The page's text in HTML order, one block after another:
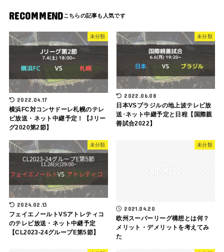
RECOMMEND
未分類
2022.04.17
横浜FC対コンサドーレ札幌のテレ
ビ放送・ネット中継予定！【Jリー
グ2020第2節】
未分類
2022.06.08
日本VSブラジルの地上波テレビ放
送･ネット中継予定と日程【国際親
善試合2022】
未分類
2024.02.13
フェイエノールトVSアトレティコ
のテレビ放送・ネット中継予定
【CL2023-24グループE第5節】
未分類
2021.04.20
欧州スーパーリーグ構想とは何？
メリット・デメリットを考えてみ
た